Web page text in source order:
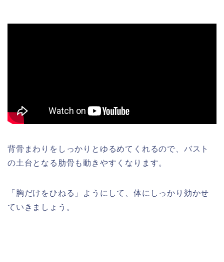
背骨まわりをしっかりとゆるめてくれるので、バスト
の土台となる肋骨も動きやすくなります。
「胸だけをひねる」ようにして、体にしっかり効かせ
ていきましょう。